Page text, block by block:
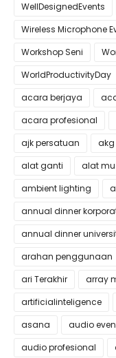
WellDesignedEvents
Wireless Microphone
Workshop Seni
WorldProductivityDay
acara berjaya
acara profesional
ajk persatuan
alat ganti
alat
ambient lighting
annual dinner
annual dinner
arahan penggunaan
ari Terakhir
array
artificialinteligence
asana
audio
audio profesional